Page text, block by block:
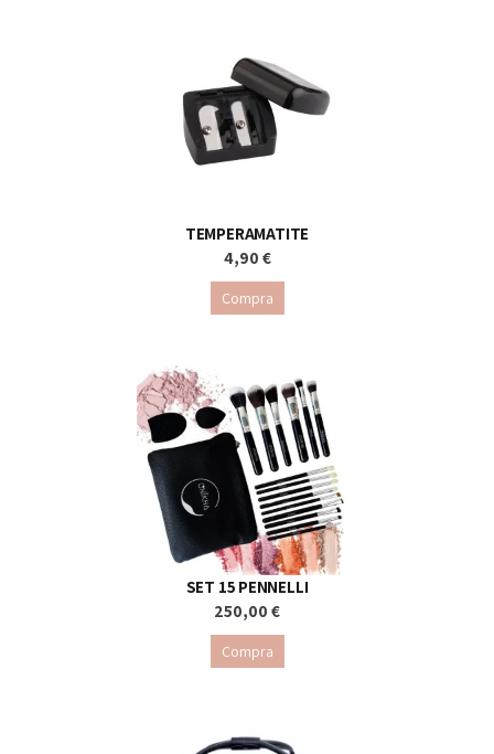
TEMPERAMATITE
4,90 €
Compra
SET 15 PENNELLI
250,00 €
Compra